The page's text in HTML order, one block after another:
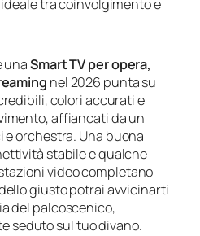
ideale tra coinvolgimento e
unaSmart TV per opera,
nel 2026 punta su
colori accurati e
affiancati da un
orchestra. Una buona
stabile e qualche
video completano
giusto potrai avvicinarti
del palcoscenico,
seduto sul tuo divano.